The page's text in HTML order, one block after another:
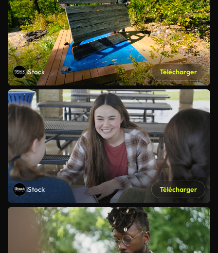
iStock Télécharger
iStock Télécharger